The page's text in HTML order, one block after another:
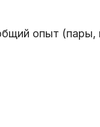
опыт (пары,